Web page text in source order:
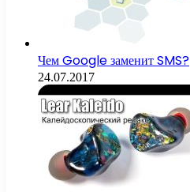
Чем Google заменит SMS?
24.07.2017